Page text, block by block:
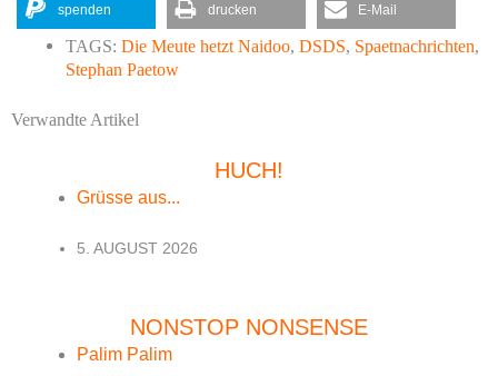
spenden drucken E-Mail
TAGS:Die Meute hetzt Naidoo,DSDS, Spaetnachrichten,
Stephan Paetow
Verwandte Artikel
HUCH!
Grüsse aus...
5. AUGUST 2026
NONSTOP NONSENSE
Palim Palim